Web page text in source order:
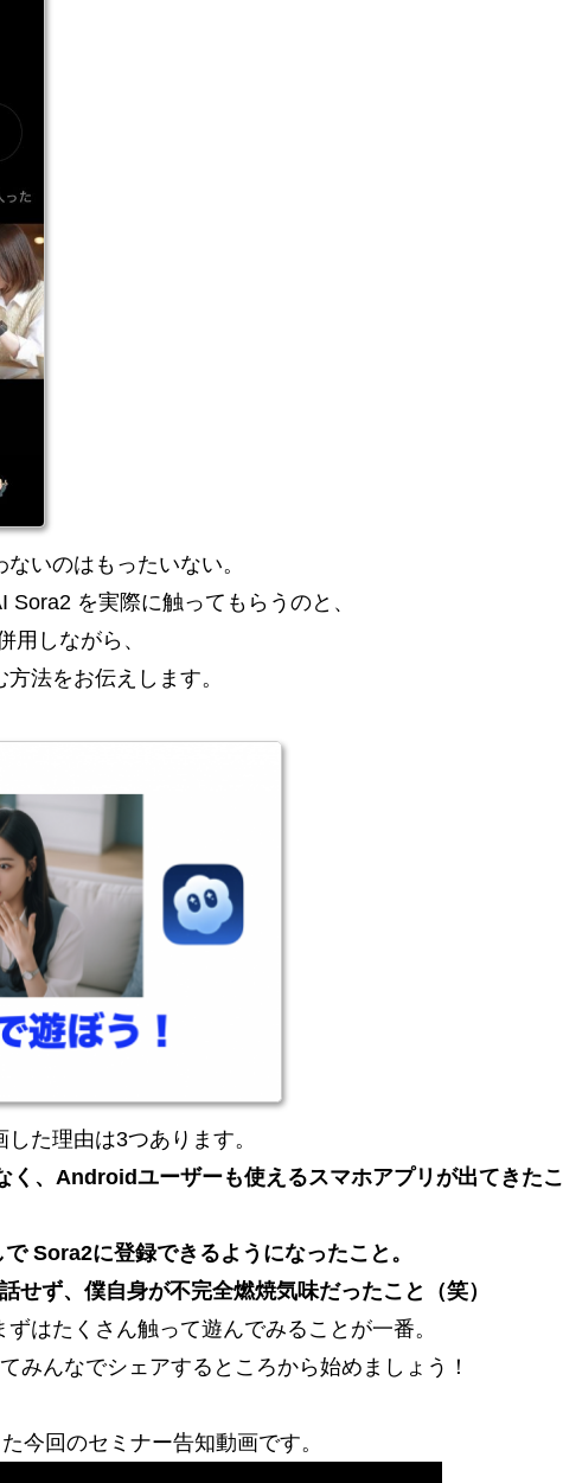
いのはもったいない。
を実際に触ってもらうのと、
用しながら、
法をお伝えします。
た理由は3つあります。
く、Androidユーザーも使えるスマホアプリが出てきたこ
Sora2に登録できるようになったこと。
せず、僕自身が不完全燃焼気味だったこと（笑）
はたくさん触って遊んでみることが一番。
みんなでシェアするところから始めましょう！
今回のセミナー告知動画です。